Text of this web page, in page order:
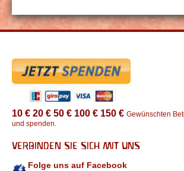
10 € 20 € 50 € 100 € 150 € Gewünschten
und spenden.
VERBINDEN SIE SICH MIT UNS
Folge uns auf Facebook